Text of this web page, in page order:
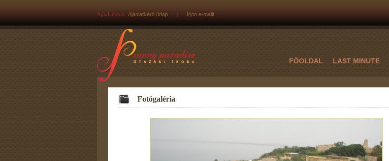
Ajánlatkérés: Ajánlatkérő űrlap | Írjon e-mailt
FŐOLDAL LAST MINUTE
Fotógaléria